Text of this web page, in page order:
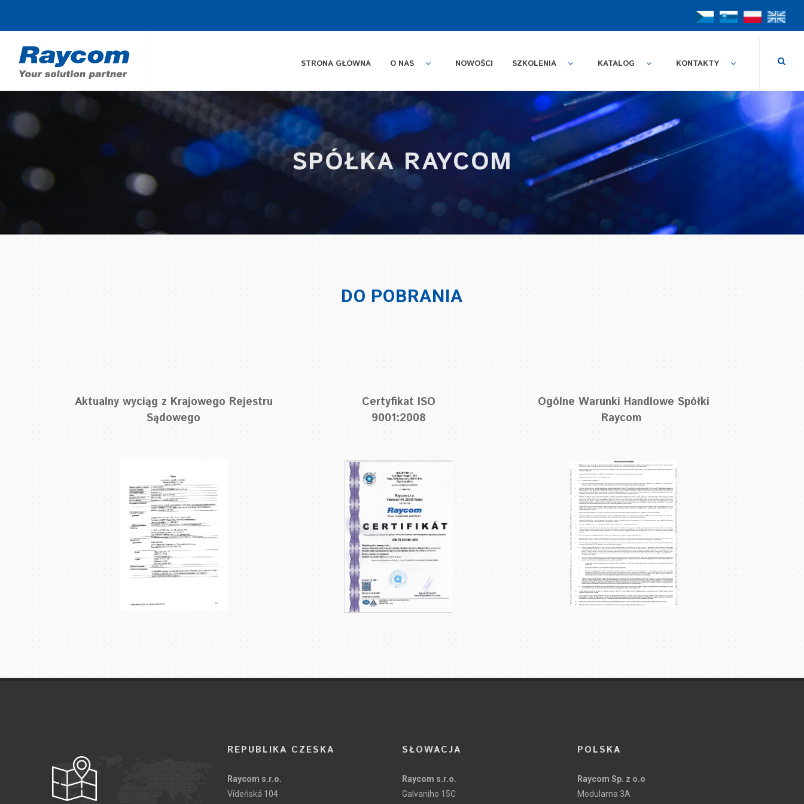
STRONA GŁÓWNA O NAS NOWOŚCI SZKOLENIA KATALOG KONTAKTY
SPÓŁKA RAYCOM
DO POBRANIA
Aktualny wyciąg z Krajowego Rejestru
Sądowego
Certyfikat ISO
9001:2008
Ogólne Warunki Handlowe Spółki
Raycom
REPUBLIKA CZESKA
Raycom s.r.o.
Vídeňská 104
SŁOWACJA
Raycom s.r.o.
Galvaniho 15C
POLSKA
Raycom Sp. z o.o
Modularna 3A